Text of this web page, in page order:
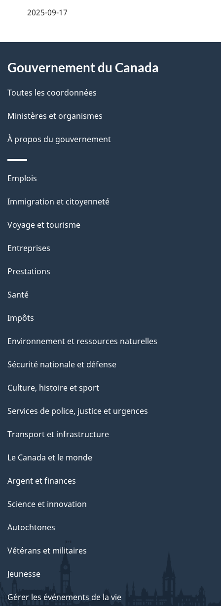
i
l
s
d
e
l
a
p
a
g
e
2025-09-17
propos
de
ce
site
Gouvernement du Canada
Toutes les coordonnées
Ministères et organismes
À propos du gouvernement
Thèmes
sujets
Emplois
Immigration et citoyenneté
Voyage et tourisme
Entreprises
Prestations
Santé
Impôts
Environnement et ressources naturelles
Sécurité nationale et défense
Culture, histoire et sport
Services de police, justice et urgences
Transport et infrastructure
Le Canada et le monde
Argent et finances
Science et innovation
Autochtones
Vétérans et militaires
Jeunesse
Gérer les événements de la vie